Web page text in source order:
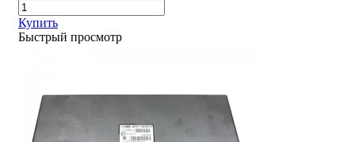
Купить
Быстрый просмотр